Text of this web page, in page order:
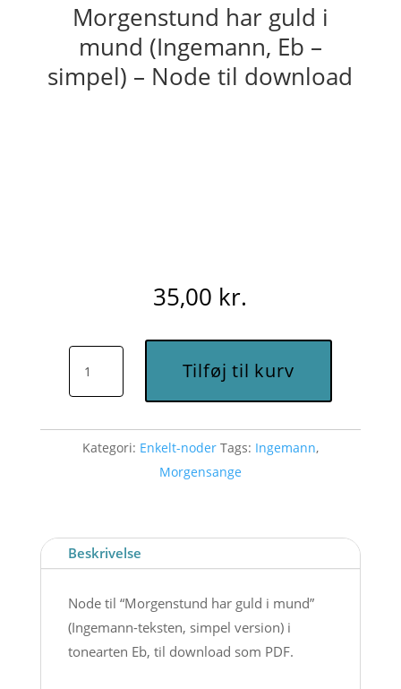
Morgenstund har guld i
mund (Ingemann, Eb –
simpel) – Node til download
35,00 kr.
har
i
mund
simpel)
-
Node
til
download
Tilføj til kurv
Kategori: Enkelt-noder Tags: Ingemann,
Morgensange
Beskrivelse
Node til “Morgenstund har guld i mund”
(Ingemann-teksten, simpel version) i
tonearten Eb, til download som PDF.